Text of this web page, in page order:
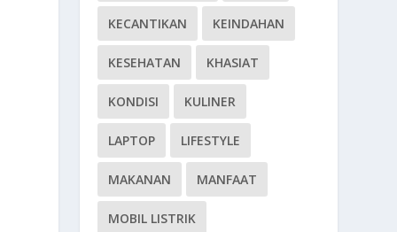
KECANTIKAN KEINDAHAN
KESEHATAN KHASIAT
KONDISI KULINER
LAPTOP LIFESTYLE
MAKANAN MANFAAT
MOBIL LISTRIK